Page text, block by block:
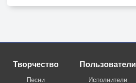
Творчество
Песни
Пользователи
Исполнители